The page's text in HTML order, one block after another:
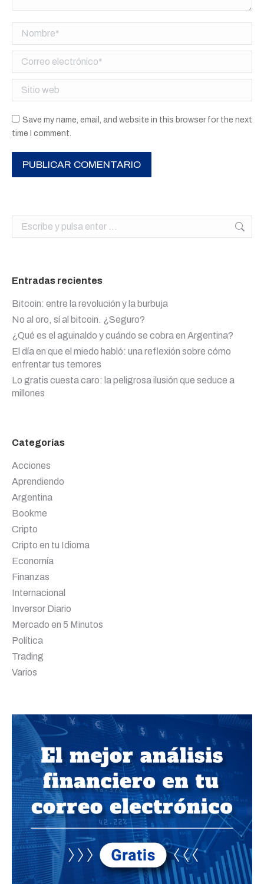
Nombre *
Correo electrónico *
Sitio web
Save my name, email, and website in this browser for the next
time I comment.
PUBLICAR COMENTARIO
Buscar:
Entradas recientes
Bitcoin: entre la revolución y la burbuja
No al oro, sí al bitcoin. ¿Seguro?
¿Qué es el aguinaldo y cuándo se cobra en Argentina?
El día en que el miedo habló: una reflexión sobre cómo
enfrentar tus temores
Lo gratis cuesta caro: la peligrosa ilusión que seduce a
millones
Categorías
Acciones
Aprendiendo
Argentina
Bookme
Cripto
Cripto en tu Idioma
Economía
Finanzas
Internacional
Inversor Diario
Mercado en 5 Minutos
Política
Trading
Varios